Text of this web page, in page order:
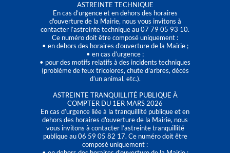
ASTREINTE TECHNIQUE
En cas d’urgence et en dehors des horaires
d'ouverture de la Mairie, nous vous invitons à
contacter l’astreinte technique au 07 79 05 93 10.
Ce numéro doit être composé uniquement :
• en dehors des horaires d’ouverture de la Mairie ;
• en cas d’urgence ;
• pour des motifs relatifs à des incidents techniques
(problème de feux tricolores, chute d’arbres, décès
d’un animal, etc.).
ASTREINTE TRANQUILLITÉ PUBLIQUE À
COMPTER DU 1ER MARS 2026
En cas d’urgence liée à la tranquillité publique et en
dehors des horaires d'ouverture de la Mairie, nous
vous invitons à contacter l’astreinte tranquillité
publique au 06 59 05 82 17. Ce numéro doit être
composé uniquement :